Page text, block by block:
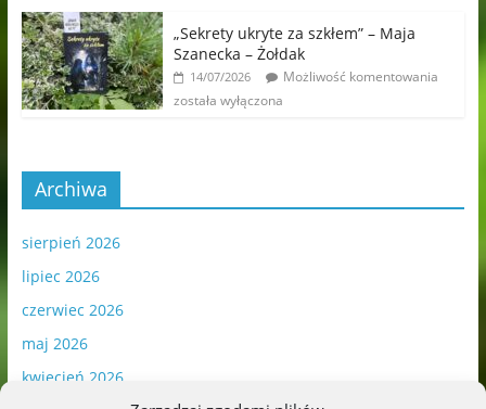
„Sekrety ukryte za szkłem” – Maja
Szanecka – Żołdak
14/07/2026
Możliwość komentowania
została wyłączona
Archiwa
sierpień 2026
lipiec 2026
czerwiec 2026
maj 2026
kwiecień 2026